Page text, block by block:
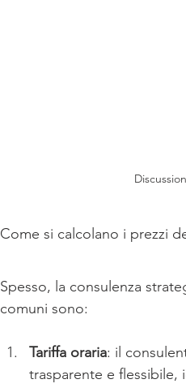
Come si calcolano i prezzi
Spesso, la consulenza
comuni sono:
Tariffa oraria: il
trasparente e flessibile,